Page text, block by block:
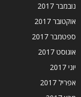
נובמבר 2017
אוקטובר 2017
ספטמבר 2017
אוגוסט 2017
יוני 2017
אפריל 2017